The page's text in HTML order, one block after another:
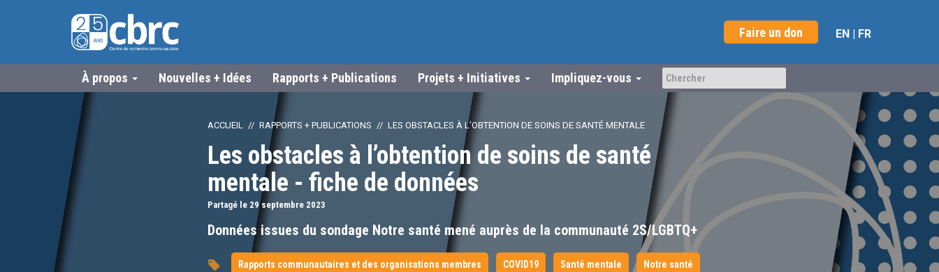
Faire un don EN | FR
À propos Nouvelles + Idées Rapports + Publications Projets + Initiatives Impliquez-vous
ACCUEIL RAPPORTS + PUBLICATIONS LES OBSTACLES À L’OBTENTION DE SOINS DE SANTÉ MENTALE
Les obstacles à l’obtention de soins de santé
mentale - fiche de données
Partagé le 29septembre 2023
Données issues du sondage Notre santé mené auprès de la communauté 2S/LGBTQ+
Rapports communautaires et des organisations membres COVID19 Santé mentale Notre santé